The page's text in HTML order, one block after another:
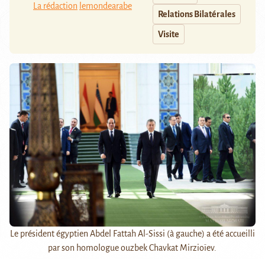
La rédaction lemondearabe
Relations Bilatérales
Visite
Le président égyptien Abdel Fattah Al-Sissi (à gauche) a été accueilli
par son homologue ouzbek Chavkat Mirzioïev.